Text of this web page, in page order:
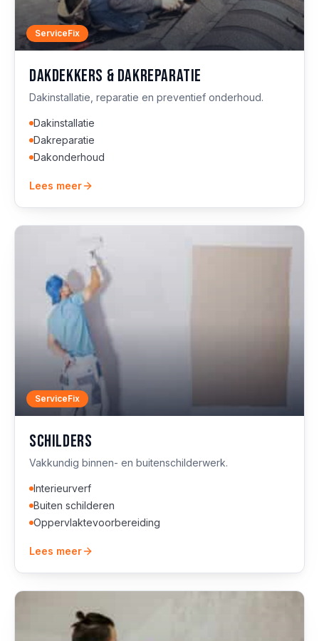
ServiceFix
Dakdekkers & dakreparatie
Dakinstallatie, reparatie en preventief onderhoud.
Dakinstallatie
Dakreparatie
Dakonderhoud
Lees meer
ServiceFix
Schilders
Vakkundig binnen- en buitenschilderwerk.
Interieurverf
Buiten schilderen
Oppervlaktevoorbereiding
Lees meer